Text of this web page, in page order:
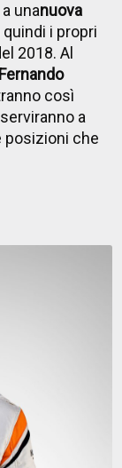
unanuova
i propri
2018. Al
Fernando
così
a
posizioni che